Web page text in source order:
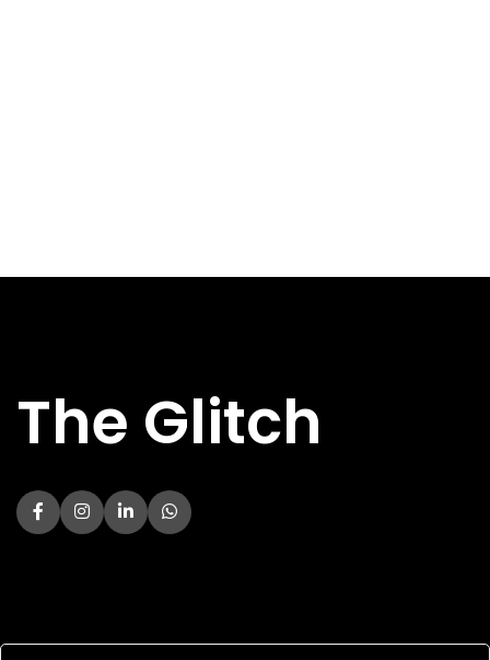
The Glitch